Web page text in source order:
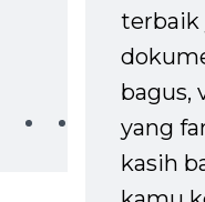
terbaik
bagus,
yang
kasih